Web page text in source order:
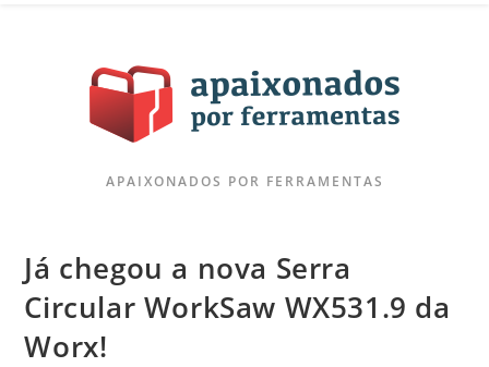
APAIXONADOS POR FERRAMENTAS
Já chegou a nova Serra
Circular WorkSaw WX531.9 da
Worx!